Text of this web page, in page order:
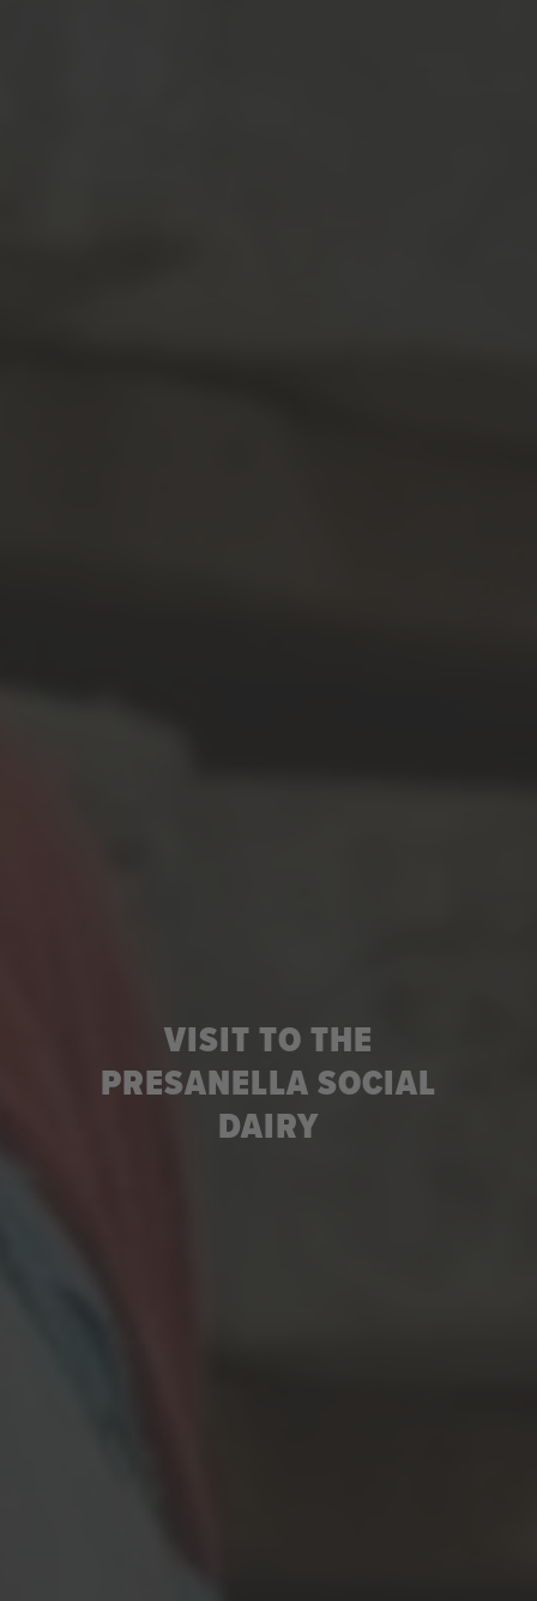
VISIT TO THE
PRESANELLA SOCIAL
DAIRY